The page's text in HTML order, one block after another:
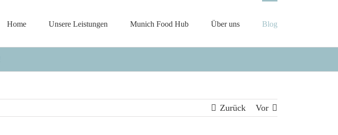
Home Unsere Leistungen Munich Food Hub Über uns Blog
Zurück Vor